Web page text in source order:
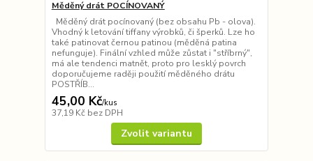
Měděný drát POCÍNOVANÝ
Měděný drát pocínovaný (bez obsahu Pb - olova).
Vhodný k letování tiffany výrobků, či šperků. Lze ho
také patinovat černou patinou (měděná patina
nefunguje). Finální vzhled může zůstat i "stříbrný",
má ale tendenci matnět, proto pro lesklý povrch
doporučujeme raději použití měděného drátu
POSTŘÍB...
45,00 Kč/kus
37,19 Kč bez DPH
Zvolit variantu